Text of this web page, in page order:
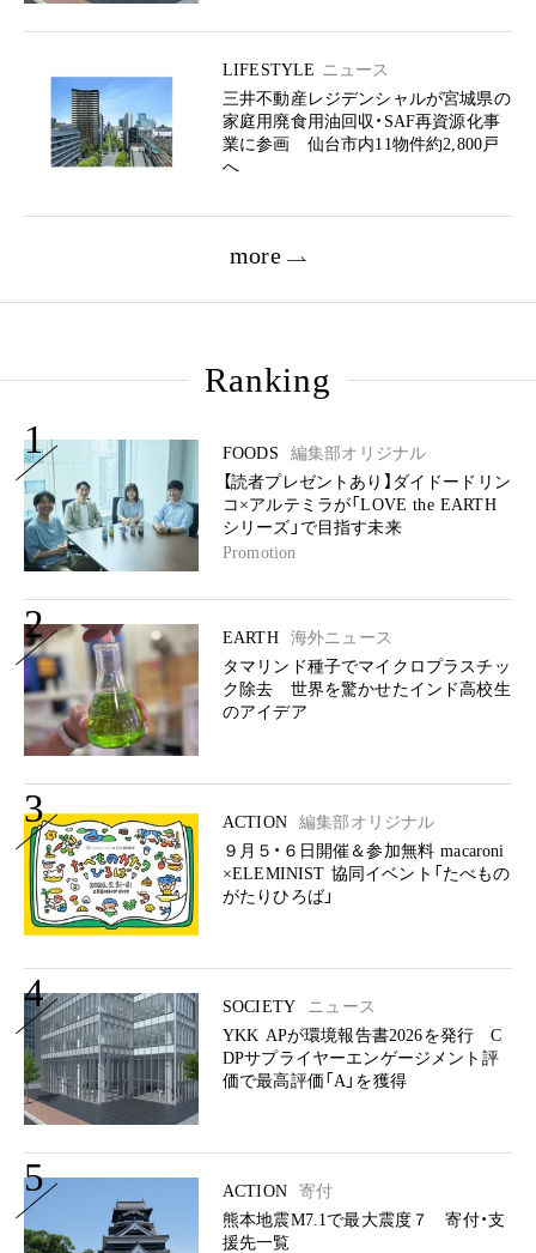
LIFESTYLE ニュース
三井不動産レジデンシャルが宮城県の
家庭用廃食用油回収・SAF再資源化事
業に参画 仙台市内11物件約2,800戸
へ
more
Ranking
1 FOODS
編集部オリジナル
【読者プレゼントあり】ダイドードリン
コ×アルテミラが「LOVE the EARTH
シリーズ」で目指す未来
Promotion
2 EARTH
海外ニュース
タマリンド種子でマイクロプラスチッ
ク除去 世界を驚かせたインド高校生
のアイデア
3 ACTION
編集部オリジナル
９月５・６日開催＆参加無料 macaroni
×ELEMINIST 協同イベント「たべもの
がたりひろば」
4 SOCIETY
ニュース
YKK APが環境報告書2026を発行 C
DPサプライヤーエンゲージメント評
価で最高評価「A」を獲得
5 ACTION
寄付
熊本地震M7.1で最大震度７ 寄付・支
援先一覧